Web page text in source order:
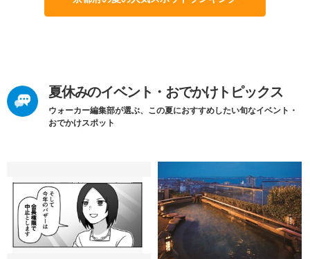
夏休みのイベント・おでかけトピックス
ウォーカー編集部が選ぶ、この夏におすすめしたい旬なイベント・
おでかけスポット